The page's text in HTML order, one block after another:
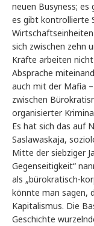
neuen Busyness;
es gibt kontrollierte
sich zwischen zehn
Kräfte arbeiten
Absprache
auch mit der Mafia
zwischen
organisierter
Es hat sich das auf
Saslawaskaja,
Mitte der siebziger
Gegenseitigkeit“
als „bürokratisch-
könnte man sagen,
Kapitalismus. Die
Geschichte